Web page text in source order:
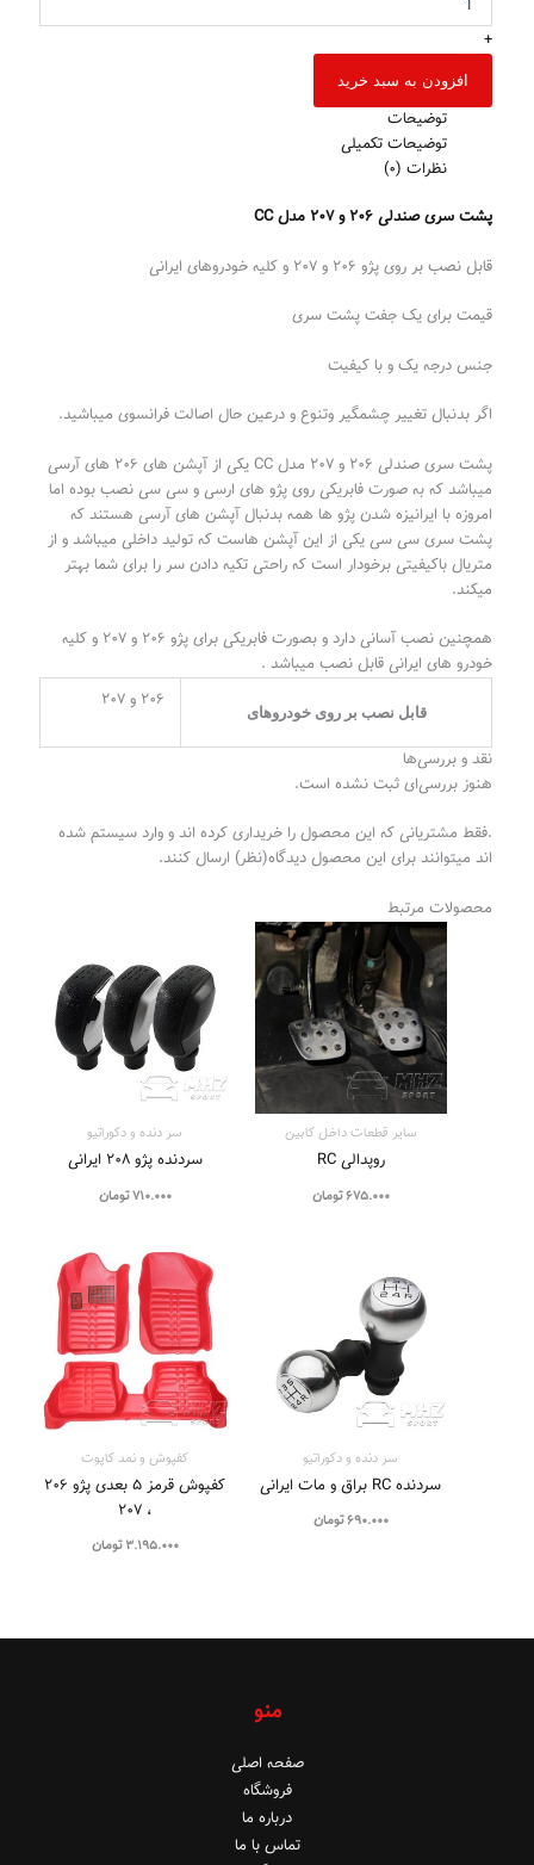
+
افزودن به سبد خرید
توضیحات
توضیحات تکمیلی
نظرات (0)
پشت سری صندلی ۲۰۶ و ۲۰۷ مدل CC
قابل نصب بر روی پژو ۲۰۶ و ۲۰۷ و کلیه خودروهای ایرانی
قیمت برای یک جفت پشت سری
جنس درجه یک و با کیفیت
اگر بدنبال تغییر چشمگیر و‌تنوع و درعین حال اصالت فرانسوی میباشید.
پشت سری صندلی ۲۰۶ و ۲۰۷ مدل CC یکی از آپشن های ۲۰۶ های آرسی
میباشد که به صورت فابریکی روی پژو های ارسی و سی سی نصب بوده اما
امروزه با ایرانیزه شدن پژو ها همه بدنبال آپشن های آرسی هستند که
پشت سری سی سی یکی از این آپشن هاست که تولید داخلی میباشد و از
متریال باکیفیتی برخودار است که راحتی تکیه دادن سر را برای شما بهتر
میکند.
همچنین نصب آسانی دارد و بصورت فابریکی برای پژو ۲۰۶ و ۲۰۷ و کلیه
خودرو های ایرانی قابل نصب میباشد .
قابل نصب بر روی خودرو‌های
۲۰۶ و ۲۰۷
نقد و بررسی‌ها
هنوز بررسی‌ای ثبت نشده است.
.فقط مشتریانی که این محصول را خریداری کرده اند و وارد سیستم شده
اند میتوانند برای این محصول دیدگاه(نظر) ارسال کنند.
محصولات مرتبط
سایر قطعات داخل کابین
روپدالی RC
675.000تومان
سر دنده و دکوراتیو
سردنده پژو 208 ایرانی
710.000تومان
سر دنده و دکوراتیو
سردنده RC براق و مات ایرانی
690.000تومان
کفپوش و نمد کاپوت
کفپوش قرمز ۵ بعدی پژو ۲۰۶
، ۲۰۷
3.195.000 تومان
منو
صفحه اصلی
فروشگاه
درباره ما
تماس با ما